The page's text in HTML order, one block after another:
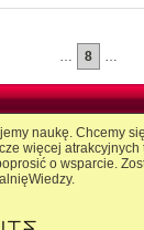
… 8 …
naukę. Chcemy
więcej
o wsparcie.